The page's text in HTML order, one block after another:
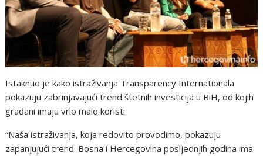
Istaknuo je kako istraživanja Transparency Internationala
pokazuju zabrinjavajući trend štetnih investicija u BiH, od kojih
građani imaju vrlo malo koristi.
“Naša istraživanja, koja redovito provodimo, pokazuju
zapanjujući trend. Bosna i Hercegovina posljednjih godina ima